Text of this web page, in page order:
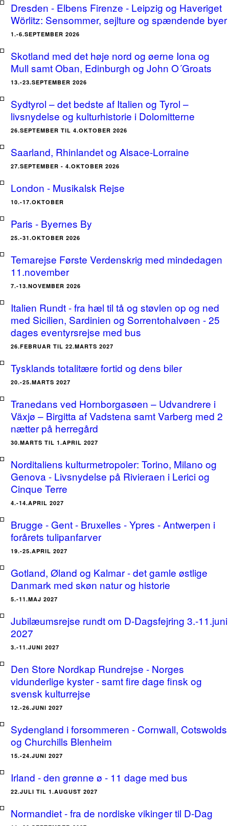
Dresden - Elbens Firenze - Leipzig og Haveriget
Wörlitz: Sensommer, sejlture og spændende byer
1.-6.SEPTEMBER 2026
Skotland med det høje nord og øerne Iona og
Mull samt Oban, Edinburgh og John O´Groats
13.-23.SEPTEMBER 2026
Sydtyrol – det bedste af Italien og Tyrol –
livsnydelse og kulturhistorie i Dolomitterne
26.SEPTEMBER TIL 4.OKTOBER 2026
Saarland, Rhinlandet og Alsace-Lorraine
27.SEPTEMBER - 4.OKTOBER 2026
London - Musikalsk Rejse
10.-17.OKTOBER
Paris - Byernes By
25.-31.OKTOBER 2026
Temarejse Første Verdenskrig med mindedagen
11.november
7.-13.NOVEMBER 2026
Italien Rundt - fra hæl til tå og støvlen op og ned
med Sicilien, Sardinien og Sorrentohalvøen - 25
dages eventyrsrejse med bus
26.FEBRUAR TIL 22.MARTS 2027
Tysklands totalitære fortid og dens biler
20.-25.MARTS 2027
Tranedans ved Hornborgasøen – Udvandrere i
Växjø – Birgitta af Vadstena samt Varberg med 2
nætter på herregård
30.MARTS TIL 1.APRIL 2027
Norditaliens kulturmetropoler: Torino, Milano og
Genova - Livsnydelse på Rivieraen i Lerici og
Cinque Terre
4.-14.APRIL 2027
Brugge - Gent - Bruxelles - Ypres - Antwerpen i
forårets tulipanfarver
19.-25.APRIL 2027
Gotland, Øland og Kalmar - det gamle østlige
Danmark med skøn natur og historie
5.-11.MAJ 2027
Jubilæumsrejse rundt om D-Dagsfejring 3.-11.juni
2027
3.-11.JUNI 2027
Den Store Nordkap Rundrejse - Norges
vidunderlige kyster - samt fire dage finsk og
svensk kulturrejse
12.-26.JUNI 2027
Sydengland i forsommeren - Cornwall, Cotswolds
og Churchills Blenheim
15.-24.JUNI 2027
Irland - den grønne ø - 11 dage med bus
22.JULI TIL 1.AUGUST 2027
Normandiet - fra de nordiske vikinger til D-Dag